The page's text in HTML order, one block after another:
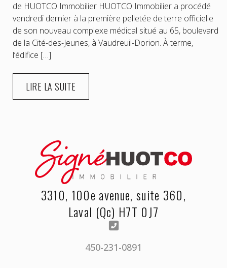
de HUOTCO Immobilier HUOTCO Immobilier a procédé
vendredi dernier à la première pelletée de terre officielle
de son nouveau complexe médical situé au 65, boulevard
de la Cité-des-Jeunes, à Vaudreuil-Dorion. À terme,
l’édifice […]
LIRE LA SUITE
3310, 100e avenue, suite 360,
Laval (Qc) H7T 0J7
450-231-0891